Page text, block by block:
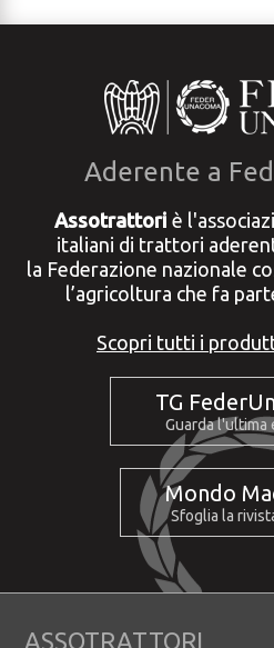
Aderente a
Assotrattori è
italiani di trattori
la Federazione nazionale
l’agricoltura che fa
Scopri tutti i
TG
Guarda l'ultima
Mondo
Sfoglia la
ASSOTRATTORI